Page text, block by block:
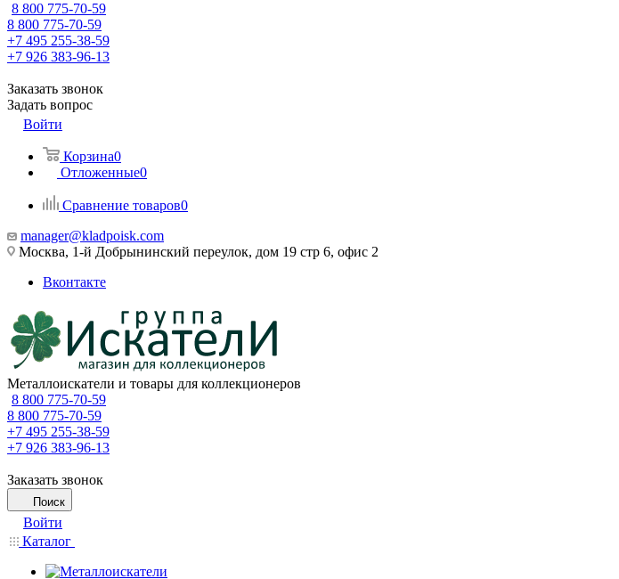
8 800 775-70-59
8 800 775-70-59
+7 495 255-38-59
+7 926 383-96-13
Заказать звонок
Задать вопрос
Войти
Корзина0
Отложенные0
Сравнение товаров0
manager@kladpoisk.com
Москва, 1-й Добрынинский переулок, дом 19 стр 6, офис 2
Вконтакте
Металлоискатели и товары для коллекционеров
8 800 775-70-59
8 800 775-70-59
+7 495 255-38-59
+7 926 383-96-13
Заказать звонок
Поиск
Войти
Каталог